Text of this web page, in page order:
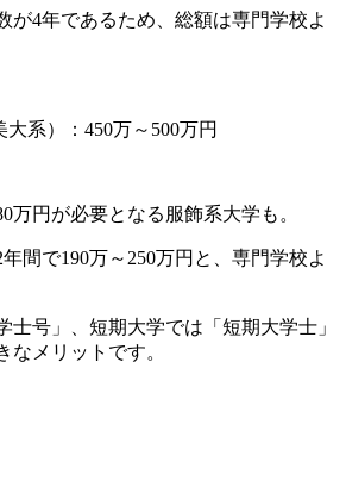
が4年であるため、総額は専門学校よ
系）：450万～500万円
万円が必要となる服飾系大学も。
間で190万～250万円と、専門学校よ
士号」、短期大学では「短期大学士」
なメリットです。